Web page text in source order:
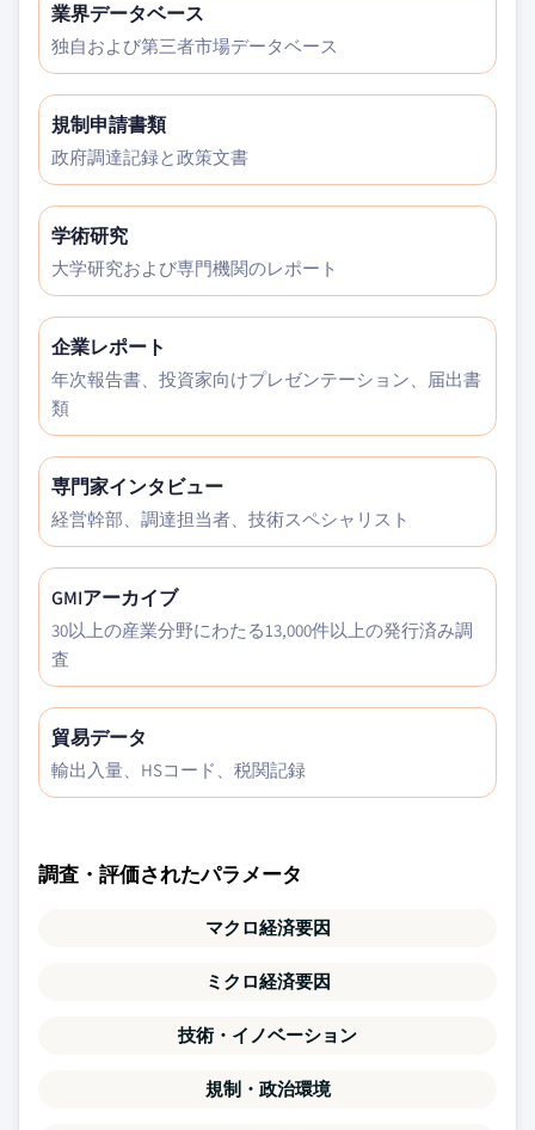
業界データベース
独自および第三者市場データベース
規制申請書類
政府調達記録と政策文書
学術研究
大学研究および専門機関のレポート
企業レポート
年次報告書、投資家向けプレゼンテーション、届出書
類
専門家インタビュー
経営幹部、調達担当者、技術スペシャリスト
GMIアーカイブ
30以上の産業分野にわたる13,000件以上の発行済み調
査
貿易データ
輸出入量、HSコード、税関記録
調査・評価されたパラメータ
マクロ経済要因
ミクロ経済要因
技術・イノベーション
規制・政治環境